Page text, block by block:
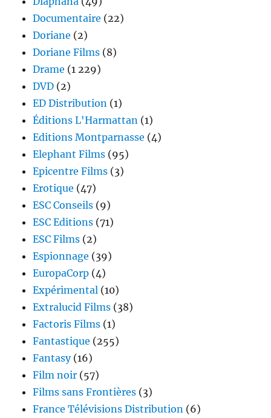
Documentaire (22)
Doriane (2)
Doriane Films (8)
Drame (1 229)
DVD (2)
ED Distribution (1)
Éditions L'Harmattan (1)
Editions Montparnasse (4)
Elephant Films (95)
Epicentre Films (3)
Erotique (47)
ESC Conseils (9)
ESC Editions (71)
ESC Films (2)
Espionnage (39)
EuropaCorp (4)
Expérimental (10)
Extralucid Films (38)
Factoris Films (1)
Fantastique (255)
Fantasy(16)
Film noir (57)
Films sans Frontières (3)
France Télévisions Distribution (6)